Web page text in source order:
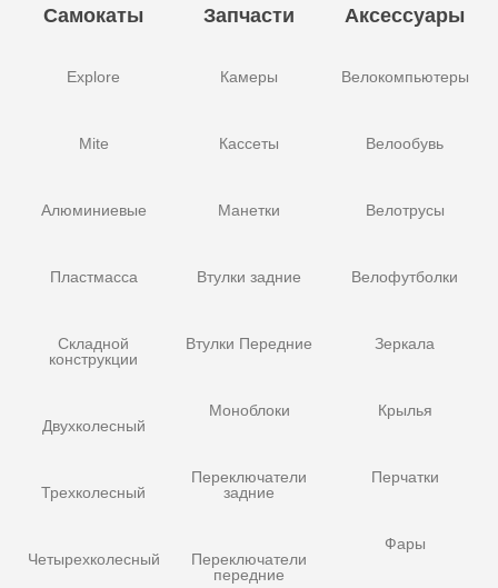
Самокаты
Explore
Mite
Алюминиевые
Пластмасса
Складной
конструкции
Двухколесный
Трехколесный
Четырехколесный
Запчасти
Камеры
Кассеты
Манетки
Втулки задние
Втулки Передние
Моноблоки
Переключатели
задние
Переключатели
передние
Аксессуары
Велокомпьютеры
Велообувь
Велотрусы
Велофутболки
Зеркала
Крылья
Перчатки
Фары